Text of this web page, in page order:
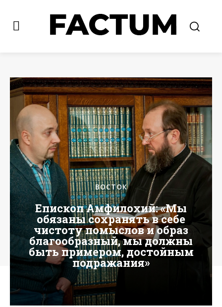
ВОСТОК
Епископ Амфилохий: «Мы
обязаны сохранять в себе
чистоту помыслов и образ
благообразный, мы должны
быть примером, достойным
подражания»